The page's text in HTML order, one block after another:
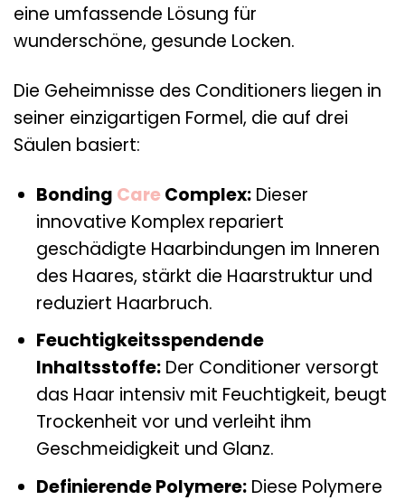
eine umfassende Lösung für
wunderschöne, gesunde Locken.
Die Geheimnisse des Conditioners liegen in
seiner einzigartigen Formel, die auf drei
Säulen basiert:
Bonding Care Complex:Dieser
innovative Komplex repariert
geschädigte Haarbindungen im Inneren
des Haares, stärkt die Haarstruktur und
reduziert Haarbruch.
Feuchtigkeitsspendende
Inhaltsstoffe:Der Conditioner versorgt
das Haar intensiv mit Feuchtigkeit, beugt
Trockenheit vor und verleiht ihm
Geschmeidigkeit und Glanz.
Definierende Polymere:Diese Polymere